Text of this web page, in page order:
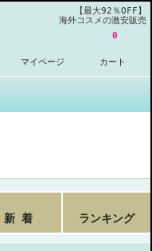
【最大92％OFF】
海外コスメの激安販売
マイページ
0
カート
新 着 ランキング